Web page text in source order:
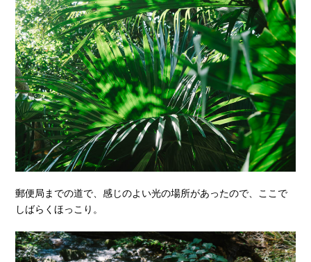
郵便局までの道で、感じのよい光の場所があったので、ここで
しばらくほっこり。